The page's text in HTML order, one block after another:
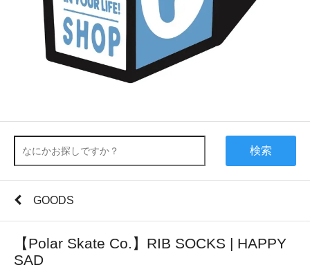
検索
GOODS
【Polar Skate Co.】RIB SOCKS | HAPPY
SAD